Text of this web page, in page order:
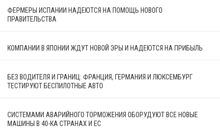
ФЕРМЕРЫ ИСПАНИИ НАДЕЮТСЯ НА ПОМОЩЬ НОВОГО
ПРАВИТЕЛЬСТВА
КОМПАНИИ В ЯПОНИИ ЖДУТ НОВОЙ ЭРЫ И НАДЕЮТСЯ НА ПРИБЫЛЬ
БЕЗ ВОДИТЕЛЯ И ГРАНИЦ: ФРАНЦИЯ, ГЕРМАНИЯ И ЛЮКСЕМБУРГ
ТЕСТИРУЮТ БЕСПИЛОТНЫЕ АВТО
СИСТЕМАМИ АВАРИЙНОГО ТОРМОЖЕНИЯ ОБОРУДУЮТ ВСЕ НОВЫЕ
МАШИНЫ В 40-КА СТРАНАХ И ЕС